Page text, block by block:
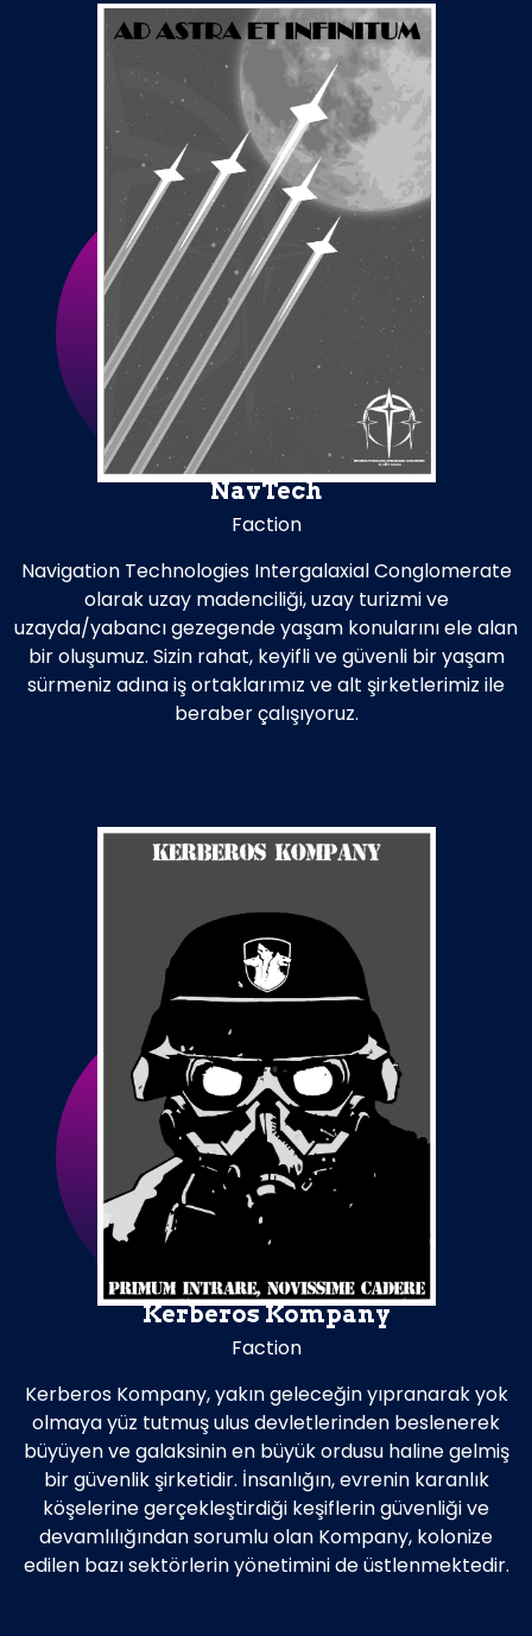
NavTech
Faction
Navigation Technologies Intergalaxial Conglomerate
olarak uzay madenciliği, uzay turizmi ve
uzayda/yabancı gezegende yaşam konularını ele alan
bir oluşumuz. Sizin rahat, keyifli ve güvenli bir yaşam
sürmeniz adına iş ortaklarımız ve alt şirketlerimiz ile
beraber çalışıyoruz.
Kerberos Kompany
Faction
Kerberos Kompany, yakın geleceğin yıpranarak yok
olmaya yüz tutmuş ulus devletlerinden beslenerek
büyüyen ve galaksinin en büyük ordusu haline gelmiş
bir güvenlik şirketidir. İnsanlığın, evrenin karanlık
köşelerine gerçekleştirdiği keşiflerin güvenliği ve
devamlılığından sorumlu olan Kompany, kolonize
edilen bazı sektörlerin yönetimini de üstlenmektedir.